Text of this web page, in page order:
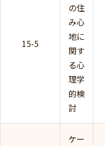
15-5
の住
み心
地に
関す
る心
理学
的検
討
ケー